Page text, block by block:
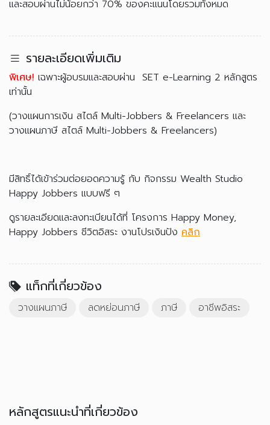
และสอบผ่านไม่น้อยกว่า 70% ของคะแนนโดยรวมทั้งหมด
รายละเอียดเพิ่มเติม
พิเศษ! เฉพาะผู้อบรมและสอบผ่าน SET e-Learning 2 หลักสูตร
เท่านั้น
(วางแผนการเงิน สไตล์ Multi-Jobbers & Freelancers และ
วางแผนภาษี สไตล์ Multi-Jobbers & Freelancers)
มีสิทธิ์ได้เข้าร่วมต่อยอดความรู้ กับ กิจกรรม Wealth Studio
Happy Jobbers แบบฟรี ๆ
ดูรายละเอียดและลงทะเบียนได้ที่ โครงการ Happy Money,
Happy Jobbers ชีวิตอิสระ งานโปรเงินปัง คลิก
แท็กที่เกี่ยวข้อง
วางแผนภาษี ลดหย่อนภาษี ภาษี อาชีพอิสระ
หลักสูตรแนะนำที่เกี่ยวข้อง